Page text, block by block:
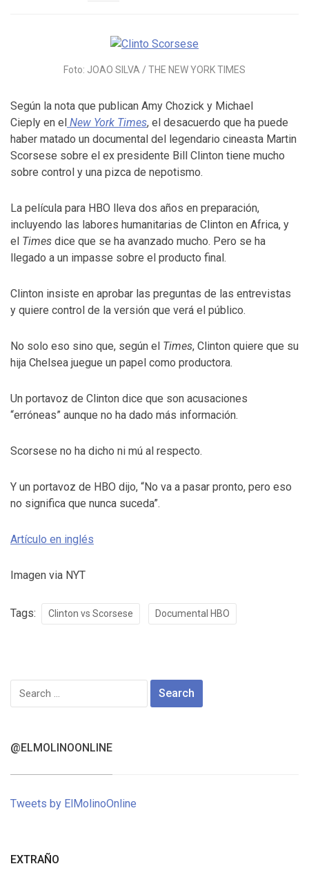
Foto: JOAO SILVA / THE NEW YORK TIMES
Según la nota que publican Amy Chozick y Michael
Cieply en el New York Times, el desacuerdo que ha puede
haber matado un documental del legendario cineasta Martin
Scorsese sobre el ex presidente Bill Clinton tiene mucho
sobre control y una pizca de nepotismo.
La película para HBO lleva dos años en preparación,
incluyendo las labores humanitarias de Clinton en Africa, y
el Times dice que se ha avanzado mucho. Pero se ha
llegado a un impasse sobre el producto final.
Clinton insiste en aprobar las preguntas de las entrevistas
y quiere control de la versión que verá el público.
No solo eso sino que, según el Times, Clinton quiere que su
hija Chelsea juegue un papel como productora.
Un portavoz de Clinton dice que son acusaciones
“erróneas” aunque no ha dado más información.
Scorsese no ha dicho ni mú al respecto.
Y un portavoz de HBO dijo, “No va a pasar pronto, pero eso
no significa que nunca suceda”.
Artículo en inglés
Imagen via NYT
Tags: Clinton vs Scorsese Documental HBO
Search
@ELMOLINOONLINE
Tweets by ElMolinoOnline
EXTRAÑO